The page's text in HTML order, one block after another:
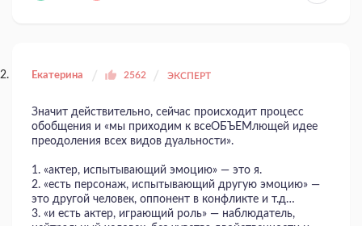
Екатерина 2562 ЭКСПЕРТ
Значит действительно, сейчас происходит процесс
обобщения и «мы приходим к всеОБЪЕМлющей идее
преодоления всех видов дуальности».
1. «актер, испытывающий эмоцию» — это я.
2. «есть персонаж, испытывающий другую эмоцию» —
это другой человек, оппонент в конфликте и т.д…
3. «и есть актер, играющий роль» — наблюдатель,